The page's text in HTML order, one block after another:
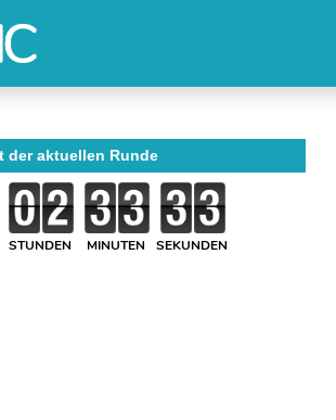
der aktuellen Runde
STUNDEN MINUTEN SEKUNDEN